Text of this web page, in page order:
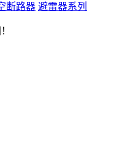
断路器 避雷器系列